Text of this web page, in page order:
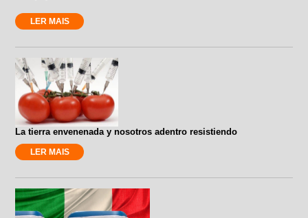
LER MAIS
La tierra envenenada y nosotros adentro resistiendo
LER MAIS